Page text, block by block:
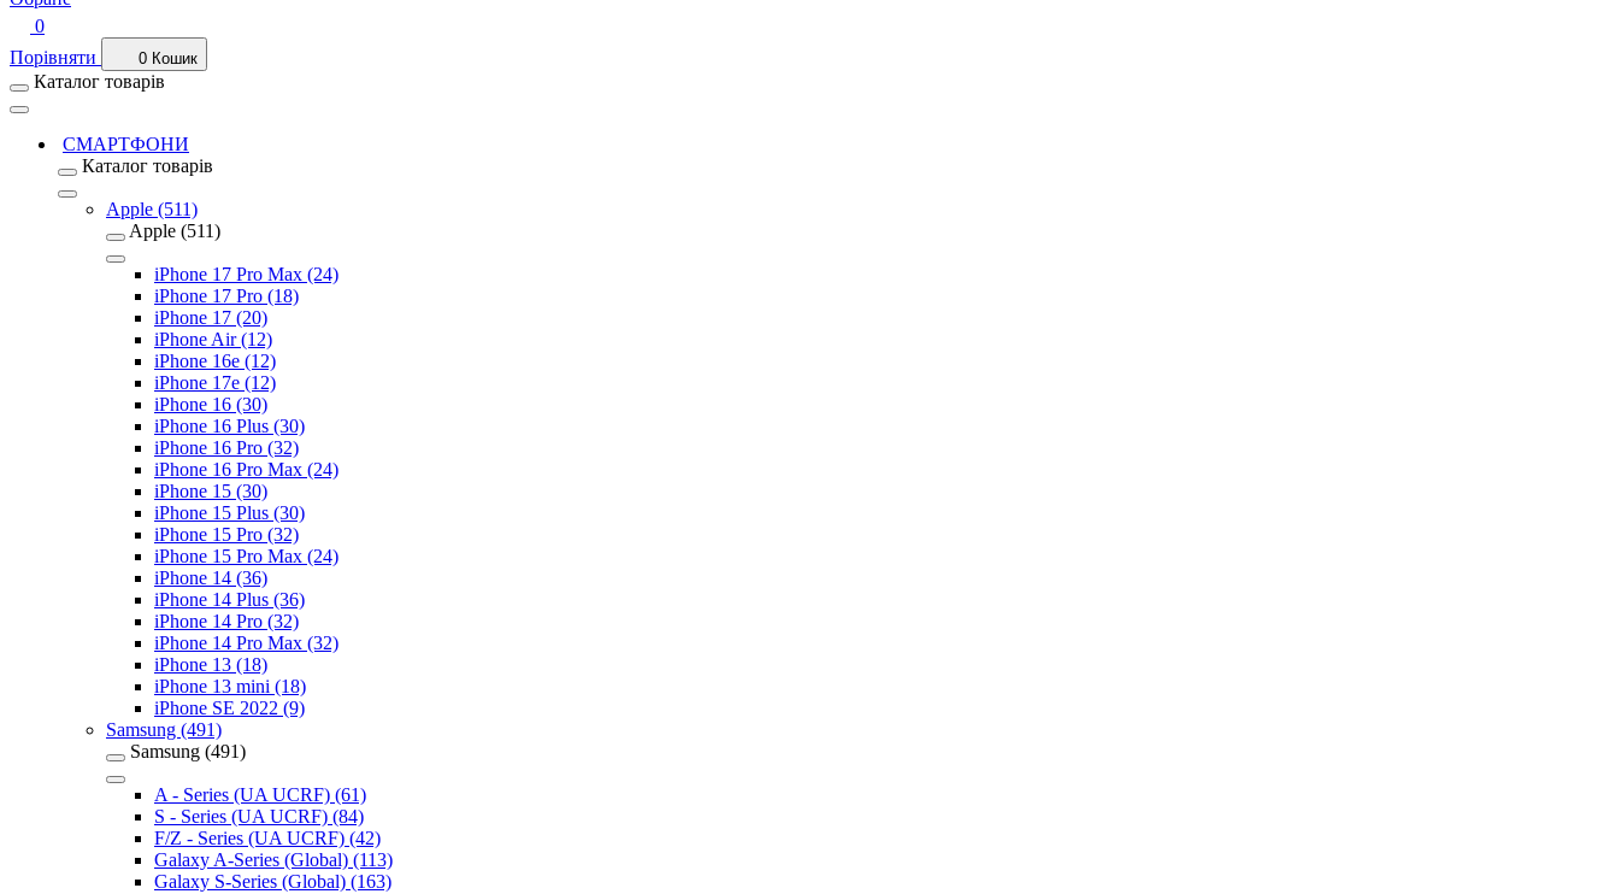
0
Порівняти
0 Кошик
Каталог товарів
СМАРТФОНИ
Каталог товарів
Apple (511)
Apple (511)
iPhone 17 Pro Max (24)
iPhone 17 Pro (18)
iPhone 17 (20)
iPhone Air (12)
iPhone 16e (12)
iPhone 17e (12)
iPhone 16 (30)
iPhone 16 Plus (30)
iPhone 16 Pro (32)
iPhone 16 Pro Max (24)
iPhone 15 (30)
iPhone 15 Plus (30)
iPhone 15 Pro (32)
iPhone 15 Pro Max (24)
iPhone 14 (36)
iPhone 14 Plus (36)
iPhone 14 Pro (32)
iPhone 14 Pro Max (32)
iPhone 13 (18)
iPhone 13 mini (18)
iPhone SE 2022 (9)
Samsung (491)
Samsung (491)
A - Series (UA UCRF) (61)
S - Series (UA UCRF) (84)
F/Z - Series (UA UCRF) (42)
Galaxy A-Series (Global) (113)
Galaxy S-Series (Global) (163)